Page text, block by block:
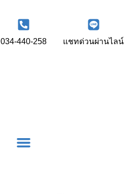
034-440-258 แชทด่วนผ่านไลน์